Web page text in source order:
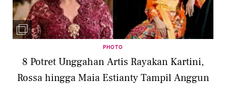
PHOTO
8 Potret Unggahan Artis Rayakan Kartini,
Rossa hingga Maia Estianty Tampil Anggun